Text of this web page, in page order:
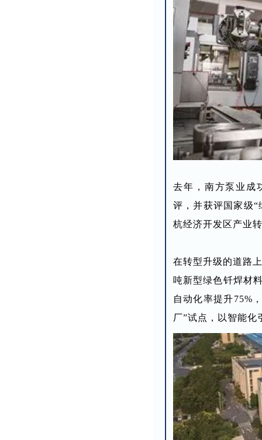
去年，南方泵业成
评，并获评国家级
杭经济开发区产业
在转型升级的道路
吨新型绿色钎焊材
自动化率提升75%
厂”试点，以智能化